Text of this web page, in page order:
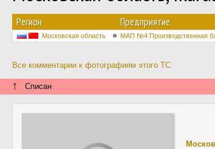
Регион Предприятие
Московская область МАП №4 Производственная
Все комментарии к фотографиям этого ТС
↑ Списан